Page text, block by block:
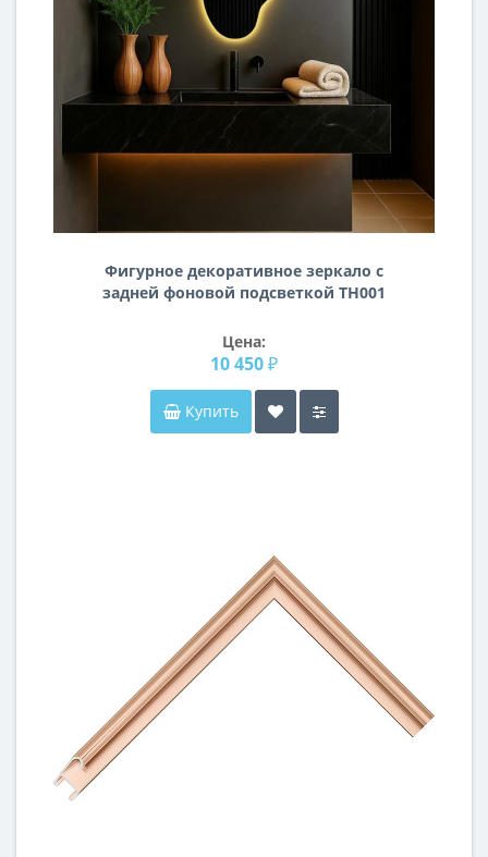
Фигурное декоративное зеркало с
задней фоновой подсветкой TH001
Цена:
10 450 ₽
Купить